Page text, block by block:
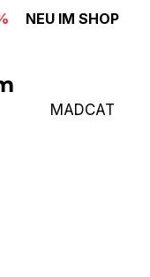
NEU IM SHOP
MADCAT